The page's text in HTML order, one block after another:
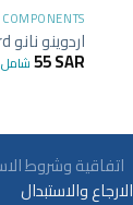
اردوينو نانو Arduino Nano Board
55SAR شامل
اتفاقية وشروط
والاستبدال